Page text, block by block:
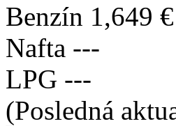
Benzín 1,649 €
Nafta ---
LPG ---
(Posledná